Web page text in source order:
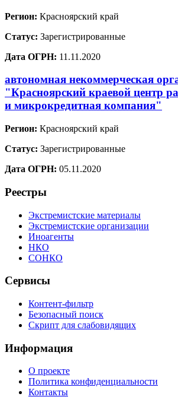
Регион: Красноярский край
Статус: Зарегистрированные
Дата ОГРН: 11.11.2020
автономная некоммерческая
"Красноярский краевой центр
и микрокредитная компания"
Регион: Красноярский край
Статус: Зарегистрированные
Дата ОГРН: 05.11.2020
Реестры
Экстремистские материалы
Экстремистские организации
Иноагенты
НКО
СОНКО
Сервисы
Контент-фильтр
Безопасный поиск
Скрипт для слабовидящих
Информация
О проекте
Политика конфиденциальности
Контакты